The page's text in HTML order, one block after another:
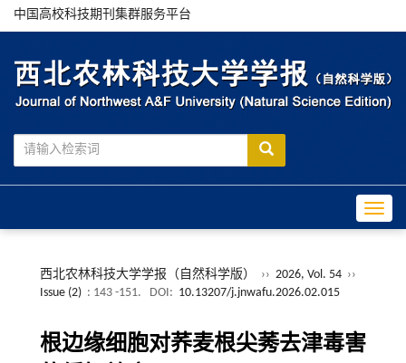
中国高校科技期刊集群服务平台
西北农林科技大学学报（自然科学版） ›› 2026, Vol. 54 ››
Issue (2) : 143 -151. DOI: 10.13207/j.jnwafu.2026.02.015
根边缘细胞对荞麦根尖莠去津毒害